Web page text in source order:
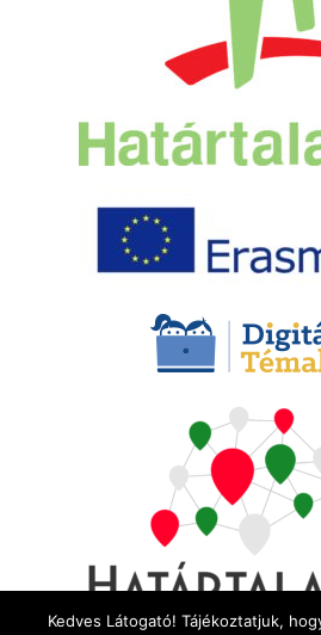
Kedves Látogató! Tájékoztatjuk,